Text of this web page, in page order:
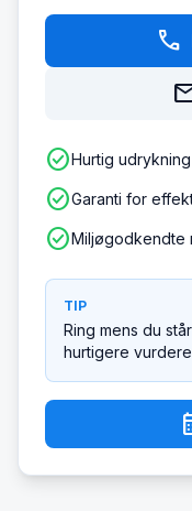
phone
check_circleHurtig udrykning
check_circleGaranti for
check_circleMiljøgodkendte
TIP
Ring mens du
hurtigere